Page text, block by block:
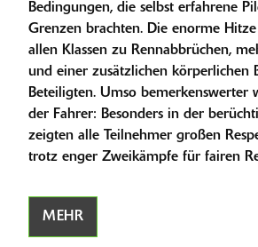
Bedingungen, die selbst erfahrene
Grenzen brachten. Die enorme
allen Klassen zu Rennabbrüchen,
und einer zusätzlichen körperlichen
Beteiligten. Umso bemerkenswerter
der Fahrer: Besonders in der
zeigten alle Teilnehmer großen
trotz enger Zweikämpfe für fairen
MEHR